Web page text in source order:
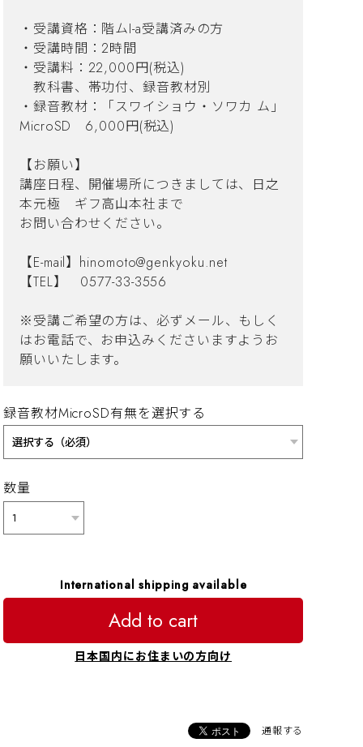
・受講資格：階ムI-a受講済みの方
・受講時間：2時間
・受講料：22,000円(税込)
教科書、帯功付、録音教材別
・録音教材：「スワイショウ・ソワカ ム」
MicroSD 6,000円(税込)
【お願い】
講座日程、開催場所につきましては、日之
本元極 ギフ高山本社まで
お問い合わせください。
【E-mail】 hinomoto@genkyoku.net
【TEL】 0577-33-3556
※受講ご希望の方は、必ずメール、もしく
はお電話で、お申込みくださいますようお
願いいたします。
録音教材MicroSD有無を選択する
数量
International shipping available
Add to cart
日本国内にお住まいの方向け
通報する